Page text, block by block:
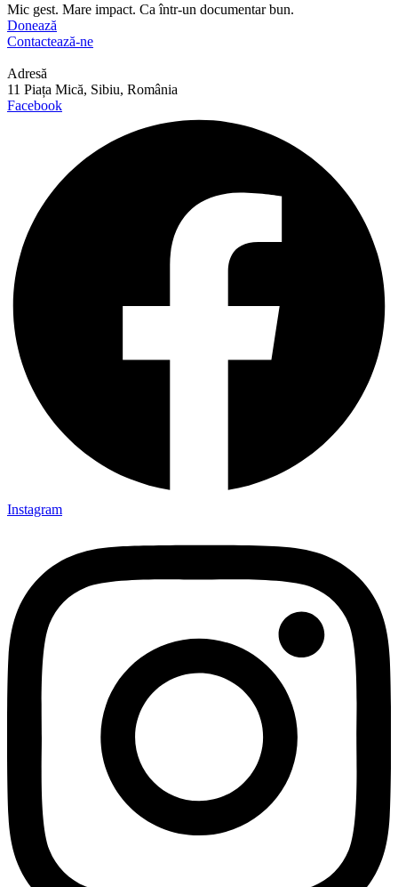
Mic gest. Mare impact. Ca într-un documentar bun.
Donează
Contactează-ne
Adresă
11 Piața Mică, Sibiu, România
Facebook
Instagram